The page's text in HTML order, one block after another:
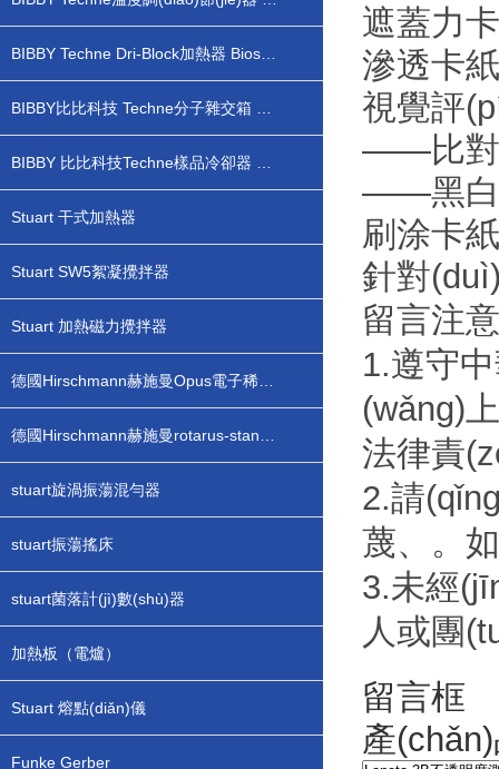
Stuart 干式加熱器
Stuart SW5絮凝攪拌器
Stuart 加熱磁力攪拌器
stuart旋渦振蕩混勻器
stuart振蕩搖床
stuart菌落計(jì)數(shù)器
加熱板（電爐）
Stuart 熔點(diǎn)儀
Funke Gerber
遮蓋力
滲透卡
視覺評
——比對
——黑白
刷涂卡
針對
留言注
1.遵守
(wǎng)
法律責
2.請
蔑、。
3.未經
人或團
留言框
產